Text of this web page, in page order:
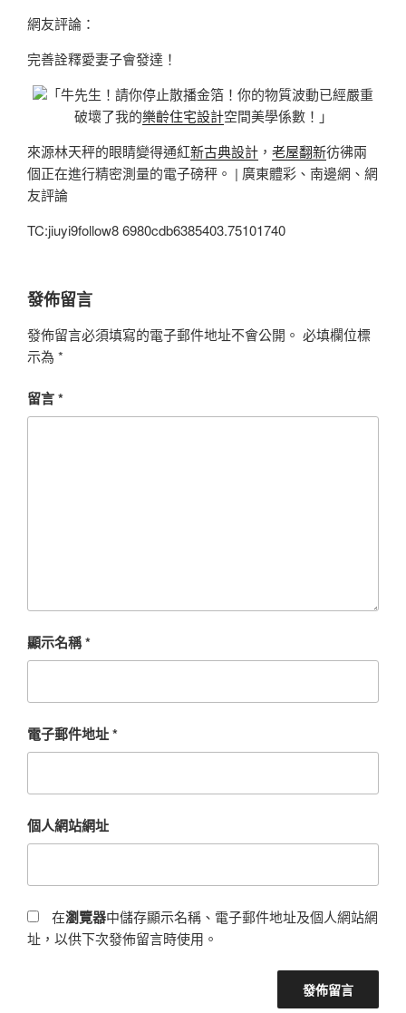
網友評論：
完善詮釋愛妻子會發達！
「牛先生！請你停止散播金箔！你的物質波動已經嚴重
破壞了我的樂齡住宅設計空間美學係數！」
來源林天秤的眼睛變得通紅新古典設計 ， 老屋翻新彷彿兩
個正在進行精密測量的電子磅秤。 | 廣東體彩、南邊網、網
友評論
TC:jiuyi9follow8 6980cdb6385403.75101740
發佈留言
發佈留言必須填寫的電子郵件地址不會公開。 必填欄位標
示為 *
留言*
顯示名稱*
電子郵件地址*
個人網站網址
在瀏覽器中儲存顯示名稱、電子郵件地址及個人網站網
址，以供下次發佈留言時使用。